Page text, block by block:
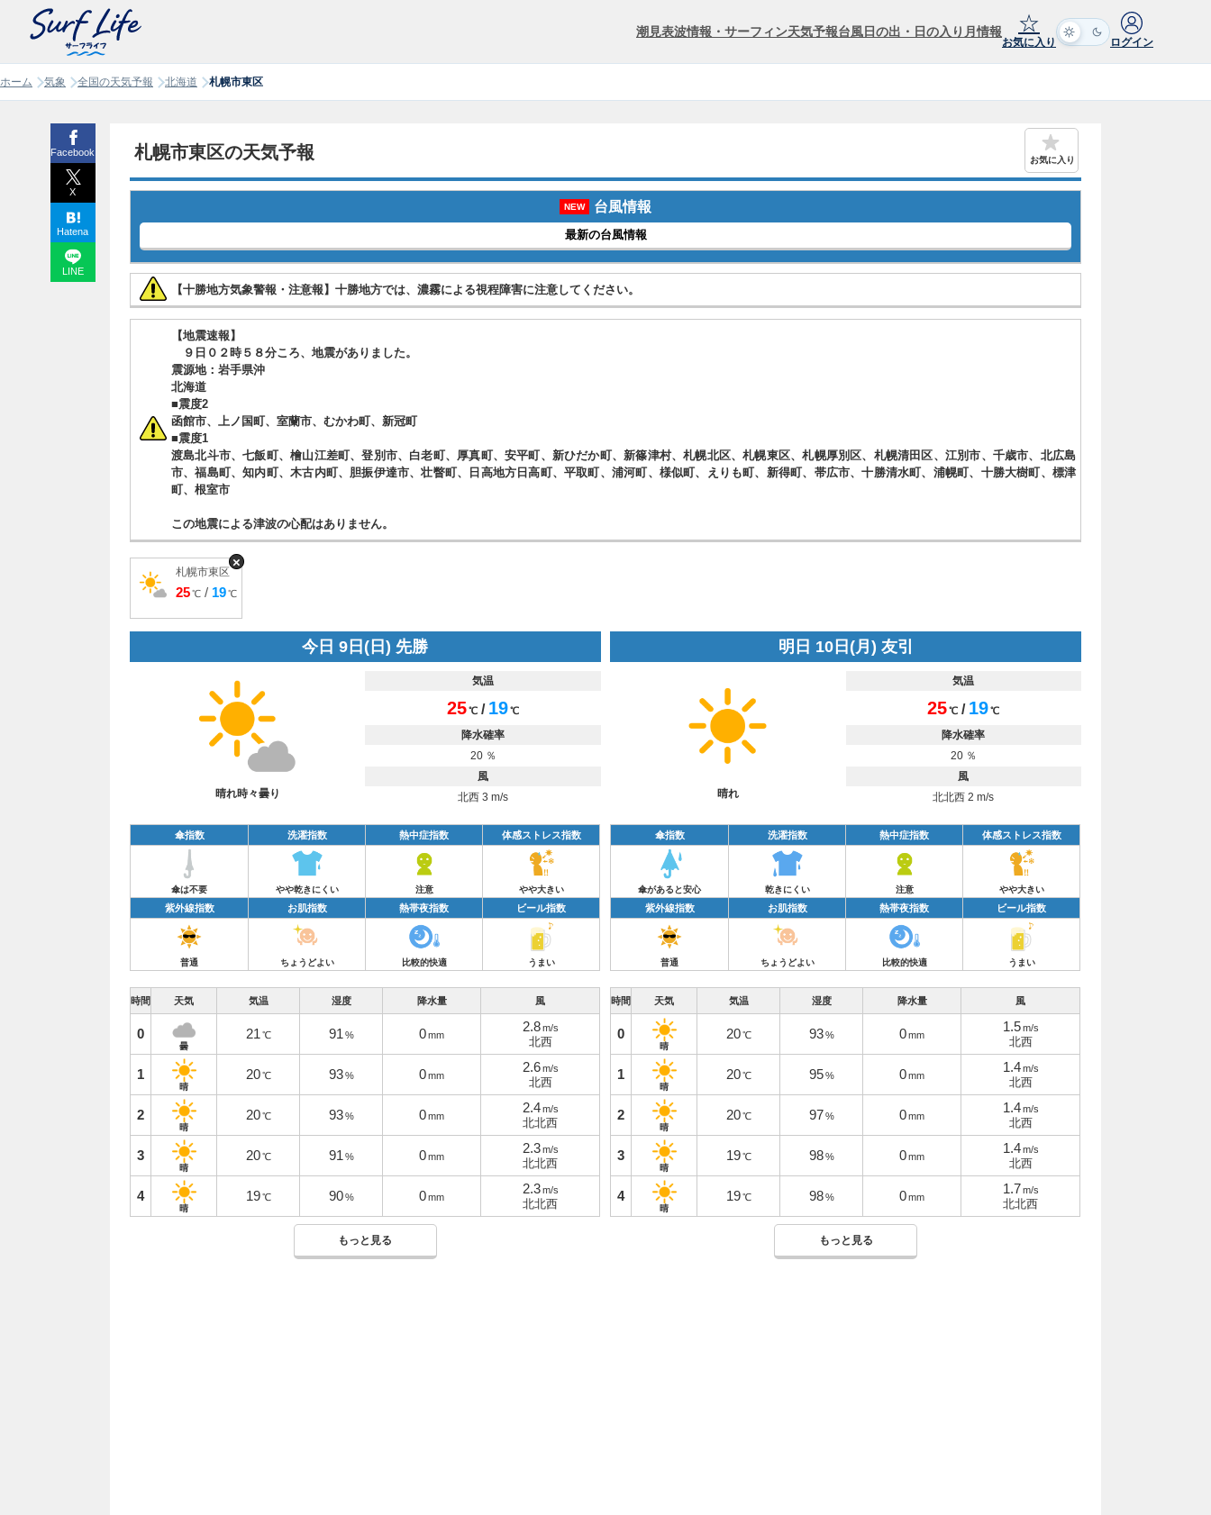
潮見表波情報・サーフィン天気予報台風日の出・日の入り 月情報 ☆
お気に入り ログイン
ホーム 気象 全国の天気予報 北海道 札幌市東区
札幌市東区の天気予報 お気に入り
NEW 台風情報
最新の台風情報
【十勝地方気象警報・注意報】十勝地方では、濃霧による視程障害に注意してください。
【地震速報】
９日０２時５８分ころ、地震がありました。
震源地：岩手県沖
北海道
■震度2
函館市、上ノ国町、室蘭市、むかわ町、新冠町
■震度1
渡島北斗市、七飯町、檜山江差町、登別市、白老町、厚真町、安平町、新ひだか町、新篠津村、札幌北区、札幌東区、札幌厚別区、札幌清田区、江別市、千歳市、北広島
市、福島町、知内町、木古内町、胆振伊達市、壮瞥町、日高地方日高町、平取町、浦河町、様似町、えりも町、新得町、帯広市、十勝清水町、浦幌町、十勝大樹町、標津
町、根室市
この地震による津波の心配はありません。
札幌市東区
25℃ / 19℃
×
今日 9日(日) 先勝
晴れ時々曇り
気温
25℃ / 19℃
降水確率
20 ％
風
北西 3 m/s
傘指数 洗濯指数 熱中症指数 体感ストレス指数
傘は不要 やや乾きにくい 注意 やや大きい
紫外線指数 お肌指数 熱帯夜指数 ビール指数
普通 ちょうどよい 比較的快適 うまい
時間 天気 気温 湿度 降水量 風
0
曇
21 ℃ 91 % 0mm
2.8 m/s
北西
1
晴
20 ℃ 93 % 0mm
2.6 m/s
北西
2
晴
20 ℃ 93 % 0mm
2.4 m/s
北北西
3
晴
20 ℃ 91 % 0mm
2.3 m/s
北北西
4
晴
19 ℃ 90 % 0mm
2.3 m/s
北北西
もっと見る
明日 10日(月) 友引
晴れ
気温
25℃ / 19℃
降水確率
20 ％
風
北北西 2 m/s
傘指数 洗濯指数 熱中症指数 体感ストレス指数
傘があると安心 乾きにくい 注意 やや大きい
紫外線指数 お肌指数 熱帯夜指数 ビール指数
普通 ちょうどよい 比較的快適 うまい
時間 天気 気温 湿度 降水量 風
0
晴
20℃ 93% 0mm
1.5m/s
北西
1
晴
20℃ 95% 0mm
1.4m/s
北西
2
晴
20℃ 97% 0mm
1.4m/s
北西
3
晴
19℃ 98% 0mm
1.4m/s
北西
4
晴
19℃ 98% 0mm
1.7m/s
北北西
もっと見る
Facebook
X
Hatena
LINE